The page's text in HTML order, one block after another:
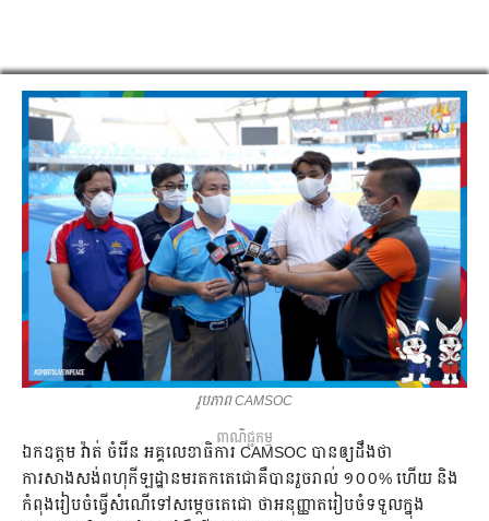
រូបភាព CAMSOC
ពាណិជ្ជកម្ម
ឯកឧត្ដម​ វ៉ាត់​ ចំរើន​ អគ្គលេខាធិការ​ CAMSOC​ បាន​ឲ្យ​ដឹង​ថា​
ការសាងសង់​ពហុ​កីឡដ្ឋាន​មរតកតេជោ​គឺ​បាន​រួចរាល់​ ១០០%​ ហើយ​ និង​
កំពុង​រៀបចំ​ធ្វើ​សំណើ​ទៅ​សម្ដេច​តេជោ​ ថា​អនុញ្ញាត​រៀបចំ​ទទួល​ក្នុង​